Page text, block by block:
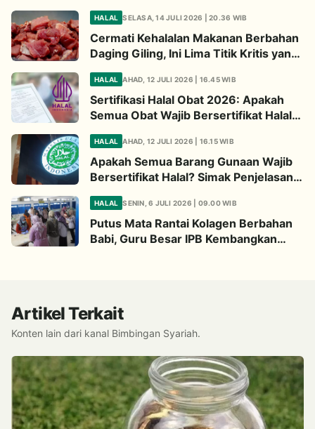
HALAL SELASA, 14 JULI 2026 | 20.36 WIB
Cermati Kehalalan Makanan Berbahan
Daging Giling, Ini Lima Titik Kritis yang
Wajib Diperhatikan
HALAL AHAD, 12 JULI 2026 | 16.45 WIB
Sertifikasi Halal Obat 2026: Apakah
Semua Obat Wajib Bersertifikat Halal?
Begini Penjelasannya
HALAL AHAD, 12 JULI 2026 | 16.15 WIB
Apakah Semua Barang Gunaan Wajib
Bersertifikat Halal? Simak Penjelasan
Ini
HALAL SENIN, 6 JULI 2026 | 09.00 WIB
Putus Mata Rantai Kolagen Berbahan
Babi, Guru Besar IPB Kembangkan
Artikel Terkait
Konten lain dari kanal Bimbingan Syariah.